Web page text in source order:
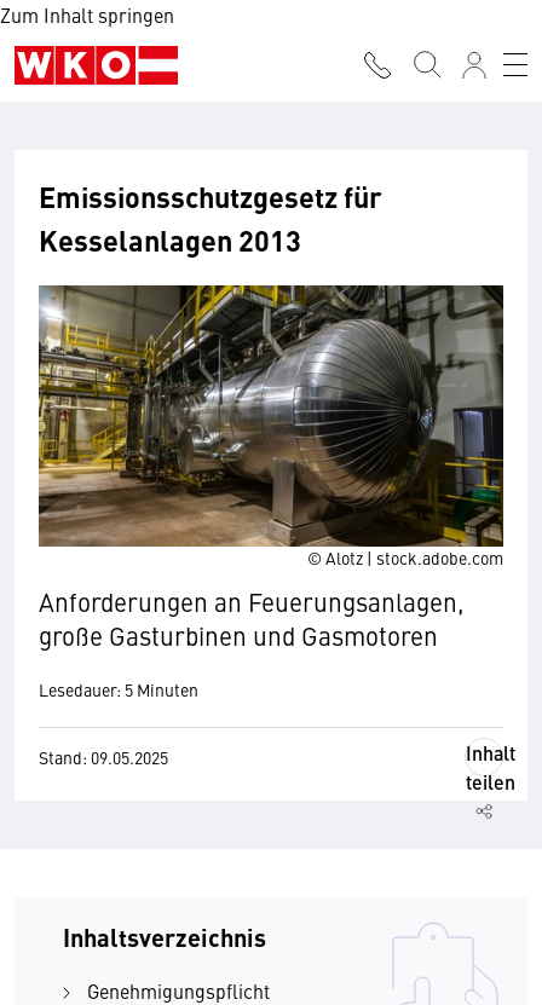
Zum Inhalt springen
© Alotz | stock.adobe.com
Emissionsschutzgesetz für
Kesselanlagen 2013
Anforderungen an Feuerungsanlagen,
große Gasturbinen und Gasmotoren
Lesedauer: 5 Minuten
Stand: 09.05.2025
Inhalt
teilen
Inhaltsverzeichnis
Genehmigungspflicht